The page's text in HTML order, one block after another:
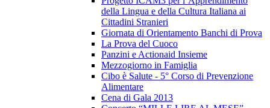
della Lingua e della Cultura Italiana ai
Cittadini Stranieri
Giornata di Orientamento Banchi di Prova
La Prova del Cuoco
Panzini e Actionaid Insieme
Mezzogiorno in Famiglia
Cibo è Salute - 5° Corso di Prevenzione
Alimentare
Cena di Gala 2013